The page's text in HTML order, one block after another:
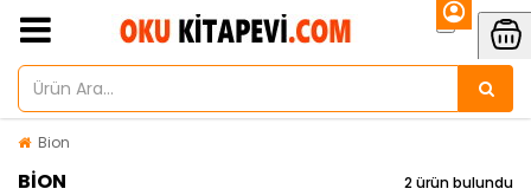
Bion
BION 2 ürün bulundu